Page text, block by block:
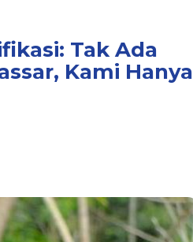
Tak Ada
Kami Hanya